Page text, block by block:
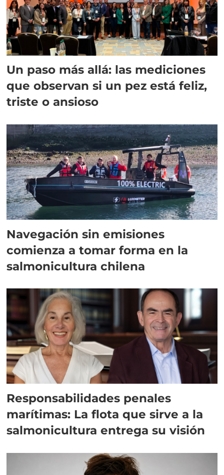
Un paso más allá: las mediciones
que observan si un pez está feliz,
triste o ansioso
Navegación sin emisiones
comienza a tomar forma en la
salmonicultura chilena
Responsabilidades penales
marítimas: La flota que sirve a la
salmonicultura entrega su visión